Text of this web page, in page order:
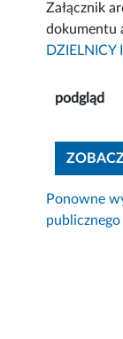
Załącznik
dokumentu
DZIELNICY
podgląd
Ponowne